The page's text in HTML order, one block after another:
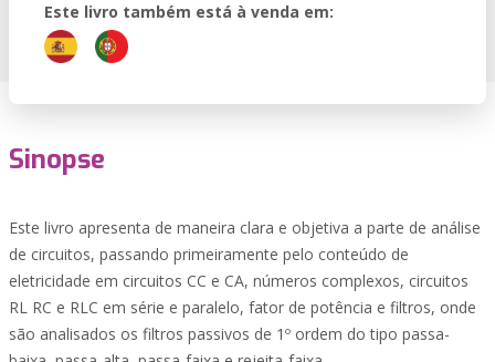
Este livro também está à venda em:
Sinopse
Este livro apresenta de maneira clara e objetiva a parte de análise
de circuitos, passando primeiramente pelo conteúdo de
eletricidade em circuitos CC e CA, números complexos, circuitos
RL RC e RLC em série e paralelo, fator de potência e filtros, onde
são analisados os filtros passivos de 1º ordem do tipo passa-